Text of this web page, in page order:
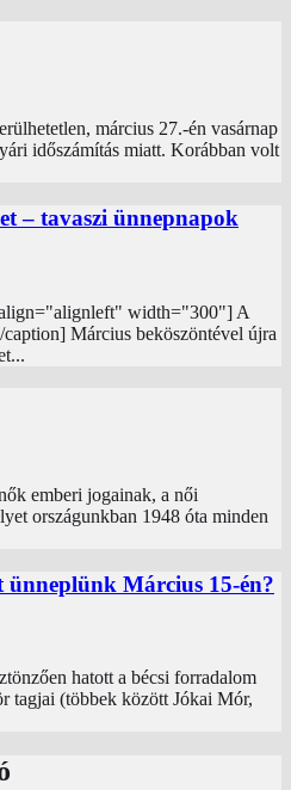
március 27.-én vasárnap
időszámítás miatt. Korábban volt
– tavaszi ünnepnapok
width="300"] A
Március beköszöntével újra
emberi jogainak, a női
országunkban 1948 óta minden
ünneplünk Március 15-én?
hatott a bécsi forradalom
tagjai (többek között Jókai Mór,